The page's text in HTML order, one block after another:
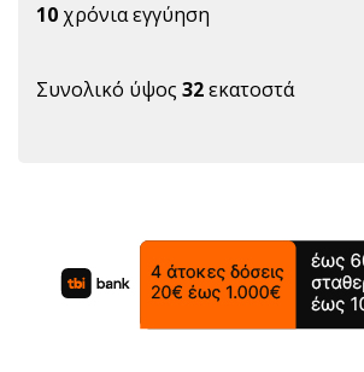
10 χρόνια εγγύηση
Συνολικό ύψος 32εκατοστά